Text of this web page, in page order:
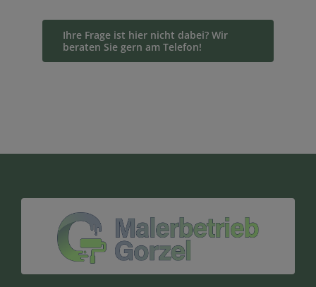
Ihre Frage ist hier nicht dabei? Wir
beraten Sie gern am Telefon!